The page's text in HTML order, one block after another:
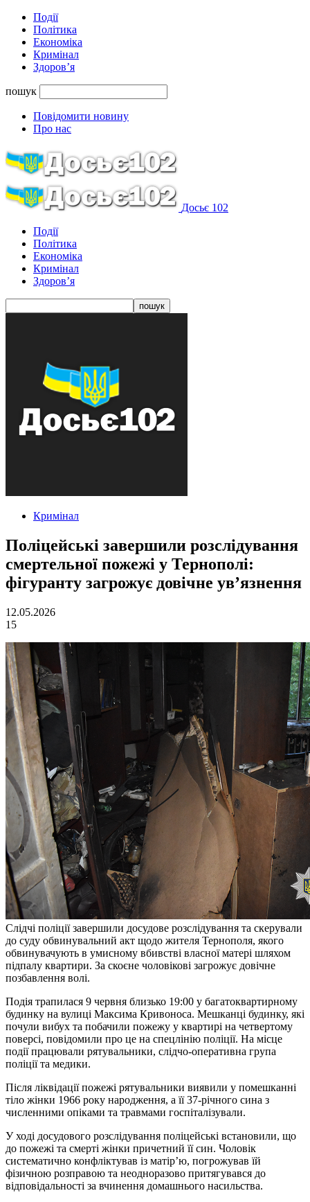
Події
Політика
Економіка
Кримінал
Здоров’я
пошук
Повідомити новину
Про нас
Досьє 102
Події
Політика
Економіка
Кримінал
Здоров’я
Кримінал
Поліцейські завершили розслідування
смертельної пожежі у Тернополі:
фігуранту загрожує довічне ув’язнення
12.05.2026
15
Слідчі поліції завершили досудове розслідування та скерували
до суду обвинувальний акт щодо жителя Тернополя, якого
обвинувачують в умисному вбивстві власної матері шляхом
підпалу квартири. За скоєне чоловікові загрожує довічне
позбавлення волі.
Подія трапилася 9 червня близько 19:00 у багатоквартирному
будинку на вулиці Максима Кривоноса. Мешканці будинку, які
почули вибух та побачили пожежу у квартирі на четвертому
поверсі, повідомили про це на спецлінію поліції. На місце
події працювали рятувальники, слідчо-оперативна група
поліції та медики.
Після ліквідації пожежі рятувальники виявили у помешканні
тіло жінки 1966 року народження, а її 37-річного сина з
численними опіками та травмами госпіталізували.
У ході досудового розслідування поліцейські встановили, що
до пожежі та смерті жінки причетний її син. Чоловік
систематично конфліктував із матір’ю, погрожував їй
фізичною розправою та неодноразово притягувався до
відповідальності за вчинення домашнього насильства.